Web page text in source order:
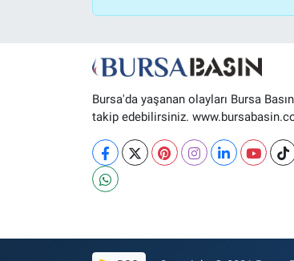
Bursa'da yaşanan olayları Bursa
takip edebilirsiniz.